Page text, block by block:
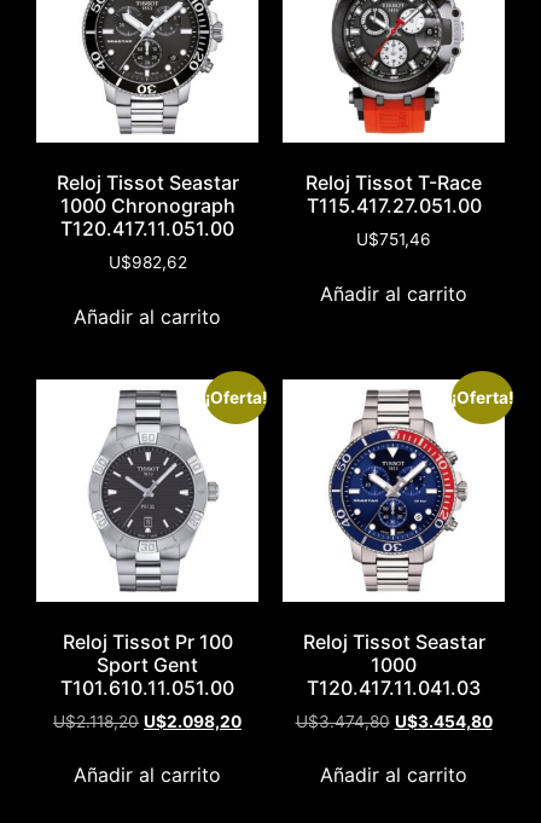
Reloj Tissot Seastar
1000 Chronograph
T120.417.11.051.00
U$982,62
Añadir al carrito
Reloj Tissot T-Race
T115.417.27.051.00
U$751,46
Añadir al carrito
¡Oferta!
Reloj Tissot Pr 100
Sport Gent
T101.610.11.051.00
U$2.118,20 U$2.098,20
Añadir al carrito
¡Oferta!
Reloj Tissot Seastar
1000
T120.417.11.041.03
U$3.474,80 U$3.454,80
Añadir al carrito